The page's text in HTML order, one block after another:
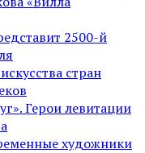
2500-й
стран
Герои левитации
художники